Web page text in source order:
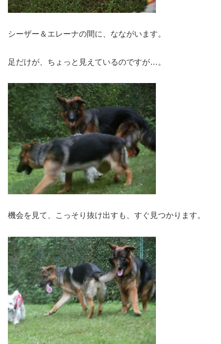
シーザー＆エレーナの間に、なながいます。
足だけが、ちょっと見えているのですが…。
機会を見て、こっそり抜け出すも、すぐ見つかります。